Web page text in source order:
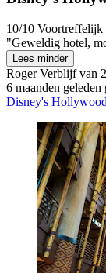
10/10 Voortreffelijk
"Geweldig hotel,
Lees minder
RogerVerblijf van
6 maanden geleden
Disney's